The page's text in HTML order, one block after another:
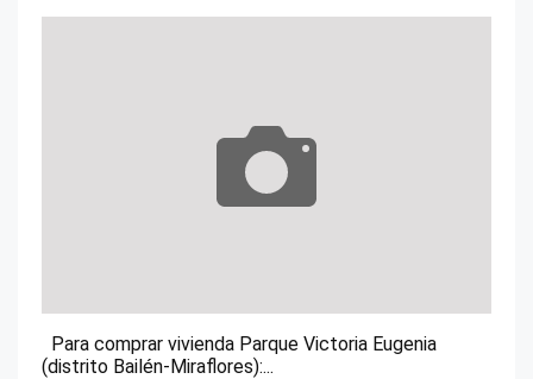
Para comprar vivienda Parque Victoria Eugenia
(distrito Bailén-Miraflores):...